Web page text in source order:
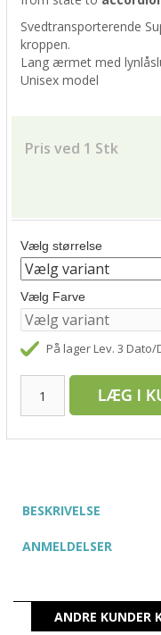
Svedtransporterende
kroppen.
Lang ærmet med
Unisex model
Pris ved 1 Stk
Vælg størrelse
Vælg Farve
På lager Lev. 3 Dato/
BESKRIVELSE
ANMELDELSER
ANDRE KUNDER